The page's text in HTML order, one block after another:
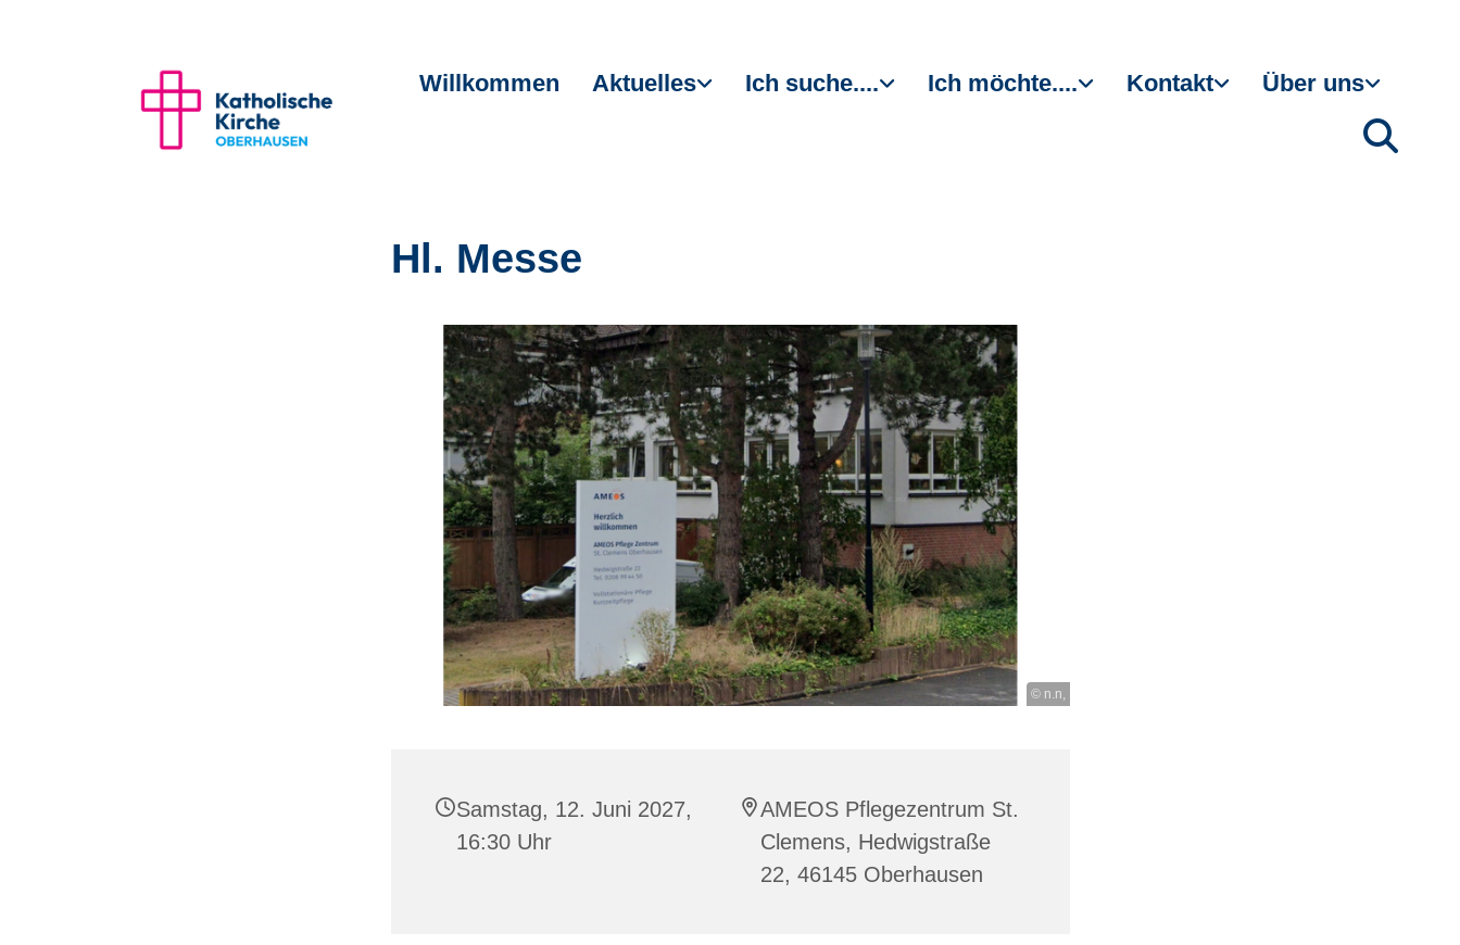
Willkommen Aktuelles Ich suche.... Ich möchte.... Kontakt Über uns
Hl. Messe
© n.n,
Samstag, 12. Juni 2027,
16:30 Uhr
AMEOS Pflegezentrum St.
Clemens, Hedwigstraße
22, 46145 Oberhausen